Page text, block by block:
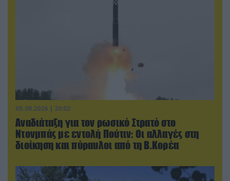
05.08.2026 | 20:02
Αναδιάταξη για τον ρωσικό Στρατό στο
Ντονμπάς με εντολή Πούτιν: Οι αλλαγές στη
διοίκηση και πύραυλοι από τη Β.Κορέα